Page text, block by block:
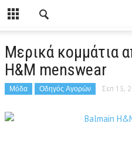
Μερικά κομμάτια
H&M menswear
Μόδα Οδηγός Αγορών Σεπ 15,